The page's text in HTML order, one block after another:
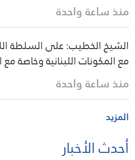
منذ ساعة واحدة
الشيخ الخطيب: على السلطة
مع المكونات اللبنانية وخاصة
منذ ساعة واحدة
المزيد
أحدث الأخبار